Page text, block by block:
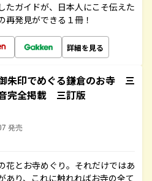
たガイドが、日本人にこそ伝えた
再発見ができる１冊！
詳細を見る
朱印でめぐる鎌倉のお寺 三
完全掲載 三訂版
発売
花とお寺めぐり。それだけではあ
あり、これに触れればお寺の全て